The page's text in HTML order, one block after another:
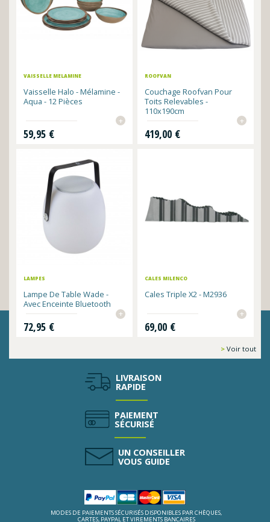
VAISSELLE MELAMINE
Vaisselle Halo - Mélamine -
Aqua - 12 Pièces
+
Prix
59,95 €
ROOFVAN
Couchage Roofvan Pour
Toits Relevables -
110x190cm
+
Prix
419,00 €
LAMPES
Lampe De Table Wade -
Avec Enceinte Bluetooth
+
Prix
72,95 €
CALES MILENCO
Cales Triple X2 - M2936
+
Prix
69,00 €
Voir tout
LIVRAISON
RAPIDE
PAIEMENT
SÉCURISÉ
UN CONSEILLER
VOUS GUIDE
MODES DE PAIEMENTS SÉCURISÉS DISPONIBLES PAR CHÈQUES,
CARTES, PAYPAL ET VIREMENTS BANCAIRES